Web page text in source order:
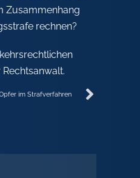
Zusammenhang
rechnen?
im Strafverfahren